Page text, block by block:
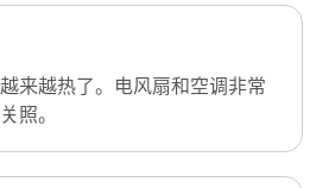
来越热了。电风扇和空调非常
照。